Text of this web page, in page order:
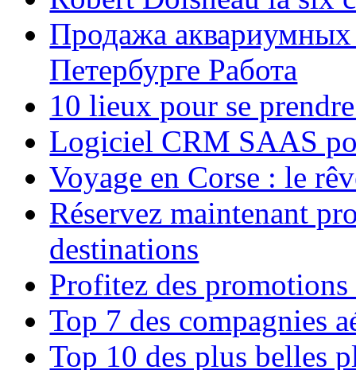
Продажа аквариумных
Петербурге Работа
10 lieux pour se
Logiciel CRM SAAS
Voyage en Corse : le
Réservez maintenant
destinations
Profitez des
Top 7 des compagnies
Top 10 des plus belles